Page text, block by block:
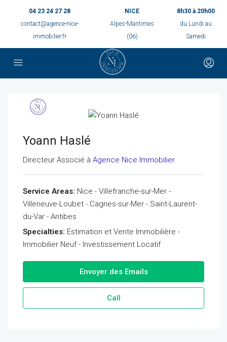
04 23 24 27 28
contact@agence-nice-
immobilier.fr
NICE
Alpes-Maritimes
(06)
8h30 à 20h00
du Lundi au
Samedi
Yoann Haslé
Directeur Associé à Agence Nice Immobilier
Service Areas: Nice - Villefranche-sur-Mer -
Villeneuve-Loubet - Cagnes-sur-Mer - Saint-Laurent-
du-Var - Antibes
Specialties: Estimation et Vente Immobilière -
Immobilier Neuf - Investissement Locatif
Envoyer des Emails
Call